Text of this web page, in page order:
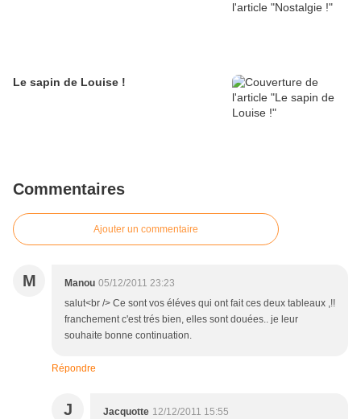
Le sapin de Louise !
Commentaires
Ajouter un commentaire
M Manou 05/12/2011 23:23
salut<br /> Ce sont vos éléves qui ont fait ces deux tableaux ,!!
franchement c'est trés bien, elles sont douées.. je leur
souhaite bonne continuation.
Répondre
J Jacquotte 12/12/2011 15:55